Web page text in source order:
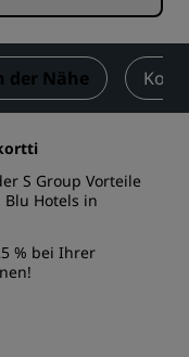
der Nähe
S Group Vorteile
Hotels in
% bei Ihrer
!